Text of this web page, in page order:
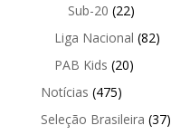
Sub-20 (22)
Liga Nacional (82)
PAB Kids (20)
Notícias (475)
Seleção Brasileira (37)